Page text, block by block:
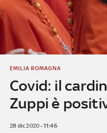
Covid: il
Zuppi è
EMILIA ROMAGNA
28 dic 2020 - 11:46